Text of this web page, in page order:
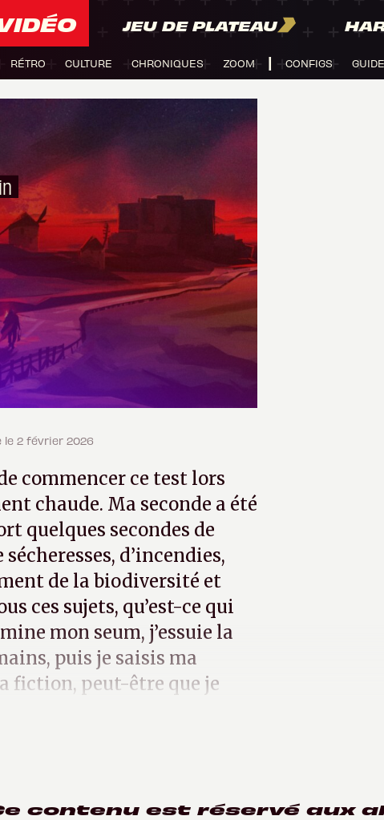
JEU DE PLATEAU
RÉTRO CULTURE CHRONIQUES ZOOM CONFIGS
le 2 février 2026
commencer ce test lors
chaude. Ma seconde a été
quelques secondes de
d’incendies,
de la biodiversité et
ces sujets, qu’est-ce qui
mon seum, j’essuie la
puis je saisis ma
fiction, peut-être que je
contenu est réservé aux